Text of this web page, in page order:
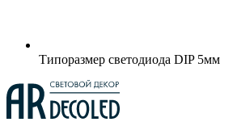
Типоразмер светодиода DIP 5мм